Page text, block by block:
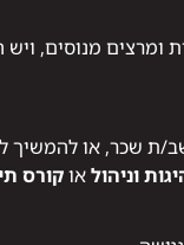
ומרצים מנוסים,
ת שכר, או להמשיך
וניהולאוקורס